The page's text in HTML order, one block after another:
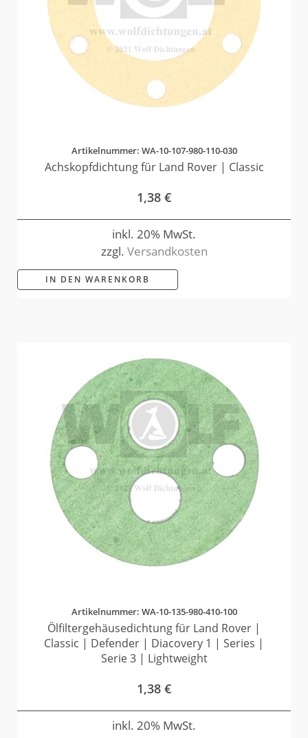
Artikelnummer: WA-10-107-980-110-030
Achskopfdichtung für Land Rover | Classic
1,38 €
inkl. 20% MwSt.
zzgl. Versandkosten
IN DEN WARENKORB
Artikelnummer: WA-10-135-980-410-100
Ölfiltergehäusedichtung für Land Rover |
Classic | Defender | Diacovery 1 | Series |
Serie 3 | Lightweight
1,38 €
inkl. 20% MwSt.